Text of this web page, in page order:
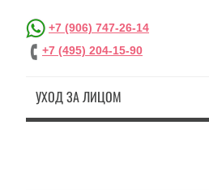
+7 (906) 747-26-14
+7 (495) 204-15-90
УХОД ЗА ЛИЦОМ